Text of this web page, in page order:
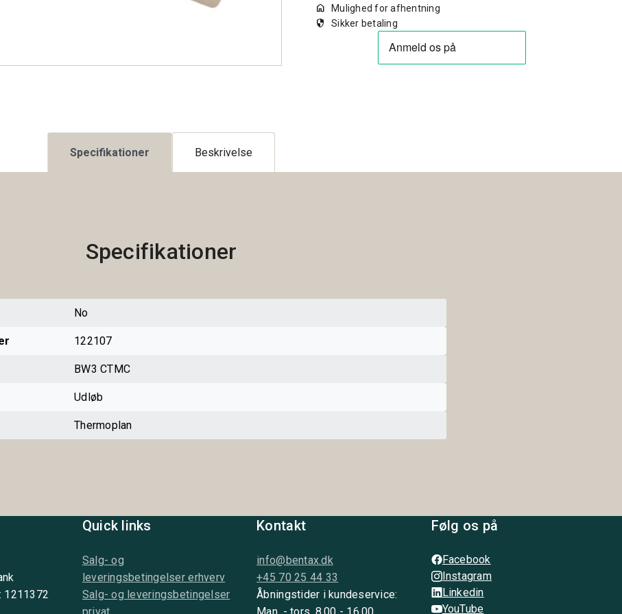
home Mulighed for afhentning
security Sikker betaling
Specifikationer Beskrivelse
Specifikationer
No
122107
BW3 CTMC
Udløb
Thermoplan
1211372
Quick links
Salg- og
leveringsbetingelser erhverv
Salg- og leveringsbetingelser
Kontakt
info@bentax.dk
+45 70 25 44 33
Åbningstider i kundeservice:
Følg os på
Facebook
Instagram
Linkedin
YouTube